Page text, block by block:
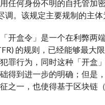
任何身份不明的自托管加
调。该规定主要规制的主
开盒令」是一个在利弊两
的规则，已经能够最大
罪行为，同时这种「开盒
得到进一步的明确；但是
之一，也使得基于区块链